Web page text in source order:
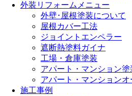
外装リフォームメニュー
外壁･屋根塗装について
屋根カバー工法
ジョイントエンペラー
遮断熱塗料ガイナ
工場・倉庫塗装
アパート・マンション塗
アパート・マンション
施工事例